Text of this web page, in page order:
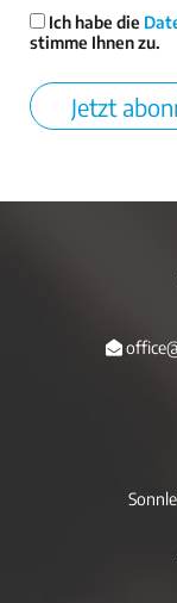
Ich habe die
stimme Ihnen zu.
Jetzt